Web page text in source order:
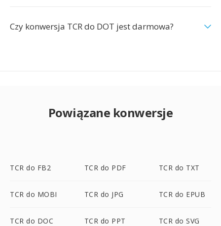
Czy konwersja TCR do DOT jest darmowa?
Powiązane konwersje
TCR do FB2 TCR do PDF TCR do TXT
TCR do MOBI TCR do JPG TCR do EPUB
TCR do DOC TCR do PPT TCR do SVG